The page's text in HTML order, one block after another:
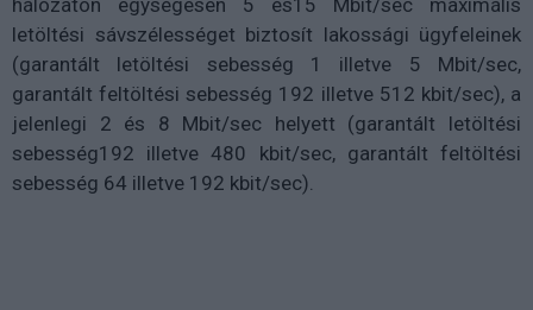
hálózaton egységesen 5 és15 Mbit/sec maximális
letöltési sávszélességet biztosít lakossági ügyfeleinek
(garantált letöltési sebesség 1 illetve 5 Mbit/sec,
garantált feltöltési sebesség 192 illetve 512 kbit/sec), a
jelenlegi 2 és 8 Mbit/sec helyett (garantált letöltési
sebesség192 illetve 480 kbit/sec, garantált feltöltési
sebesség 64 illetve 192 kbit/sec).